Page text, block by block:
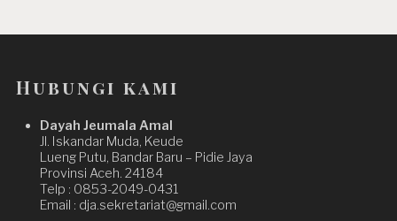
Hubungi kami
Dayah Jeumala Amal
Jl. Iskandar Muda, Keude
Lueng Putu, Bandar Baru – Pidie Jaya
Provinsi Aceh. 24184
Telp : 0853-2049-0431
Email : dja.sekretariat@gmail.com